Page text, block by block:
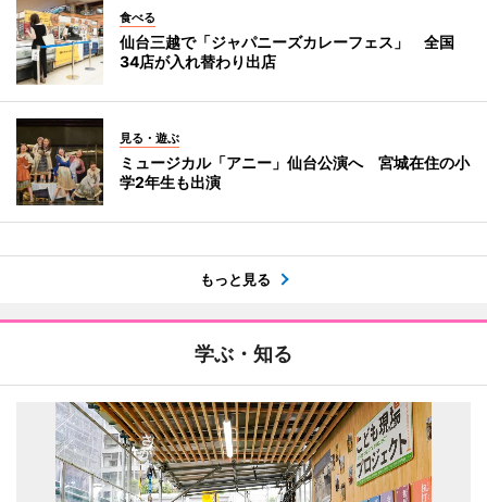
食べる
仙台三越で「ジャパニーズカレーフェス」 全国
34店が入れ替わり出店
見る・遊ぶ
ミュージカル「アニー」仙台公演へ 宮城在住の小
学2年生も出演
もっと見る
学ぶ・知る